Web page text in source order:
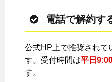
電話で解約す
公式HP上で推奨されて
す。受付時間は平日
す。